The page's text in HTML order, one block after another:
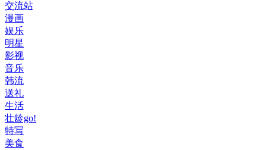
交流站
漫画
娱乐
明星
影视
音乐
韩流
送礼
生活
壮龄go!
特写
美食